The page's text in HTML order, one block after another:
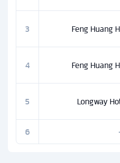
3 Feng Huang
4 Feng Huang
5 Longway
6